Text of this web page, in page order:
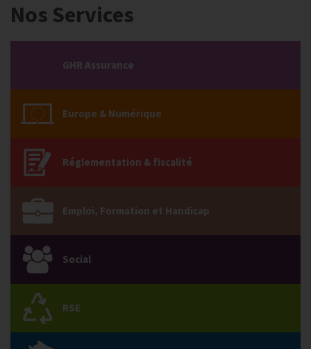
Nos Services
GHR Assurance
Europe & Numérique
Réglementation & fiscalité
Emploi, Formation et Handicap
Social
RSE